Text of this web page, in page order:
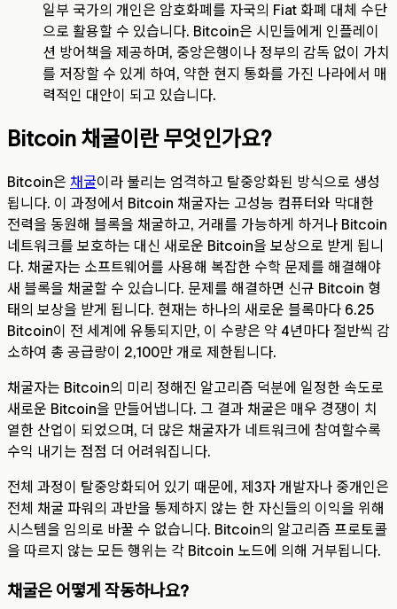
일부 국가의 개인은 암호화폐를 자국의 Fiat 화폐 대체 수단
으로 활용할 수 있습니다. Bitcoin은 시민들에게 인플레이
션 방어책을 제공하며, 중앙은행이나 정부의 감독 없이 가치
를 저장할 수 있게 하여, 약한 현지 통화를 가진 나라에서 매
력적인 대안이 되고 있습니다.
Bitcoin 채굴이란 무엇인가요?
Bitcoin은 채굴이라 불리는 엄격하고 탈중앙화된 방식으로 생성
됩니다. 이 과정에서 Bitcoin 채굴자는 고성능 컴퓨터와 막대한
전력을 동원해 블록을 채굴하고, 거래를 가능하게 하거나 Bitcoin
네트워크를 보호하는 대신 새로운 Bitcoin을 보상으로 받게 됩니
다. 채굴자는 소프트웨어를 사용해 복잡한 수학 문제를 해결해야
새 블록을 채굴할 수 있습니다. 문제를 해결하면 신규 Bitcoin 형
태의 보상을 받게 됩니다. 현재는 하나의 새로운 블록마다 6.25
Bitcoin이 전 세계에 유통되지만, 이 수량은 약 4년마다 절반씩 감
소하여 총 공급량이 2,100만 개로 제한됩니다.
채굴자는 Bitcoin의 미리 정해진 알고리즘 덕분에 일정한 속도로
새로운 Bitcoin을 만들어냅니다. 그 결과 채굴은 매우 경쟁이 치
열한 산업이 되었으며, 더 많은 채굴자가 네트워크에 참여할수록
수익 내기는 점점 더 어려워집니다.
전체 과정이 탈중앙화되어 있기 때문에, 제3자 개발자나 중개인은
전체 채굴 파워의 과반을 통제하지 않는 한 자신들의 이익을 위해
시스템을 임의로 바꿀 수 없습니다. Bitcoin의 알고리즘 프로토콜
을 따르지 않는 모든 행위는 각 Bitcoin 노드에 의해 거부됩니다.
채굴은 어떻게 작동하나요?